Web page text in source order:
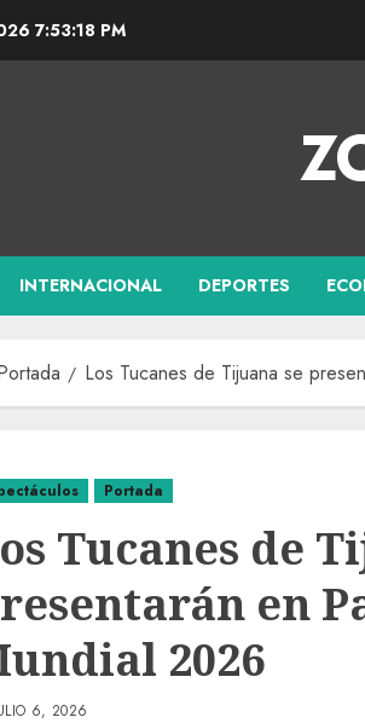
7:53:19 PM
INTERNACIONAL DEPORTES
Los Tucanes de Tijuana se
Portada
Tucanes de
en
2026
6, 2026